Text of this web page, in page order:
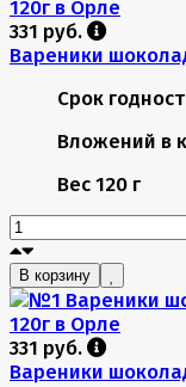
331 руб.
Вареники
Срок
Вложений в
Вес 120 г
В корзину
331 руб.
Вареники